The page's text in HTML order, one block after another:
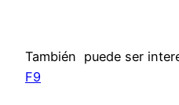
También puede ser
F9